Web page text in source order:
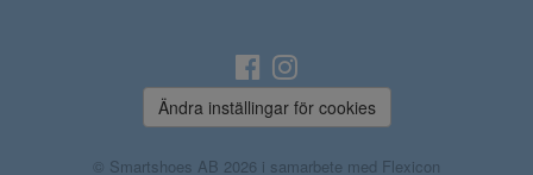
Ändra inställingar för cookies
© Smartshoes AB 2026 i samarbete med Flexicon